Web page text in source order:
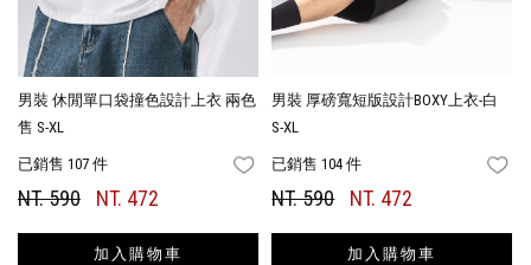
男裝 休閒單口袋撞色設計上衣 兩色
售 S-XL
已銷售 107 件 FAVORITES
NT. 590 NT. 472
加入購物車
男裝 厚磅寬短版設計BOXY上衣-白
S-XL
已銷售 104 件
NT. 590 NT. 472
加入購物車